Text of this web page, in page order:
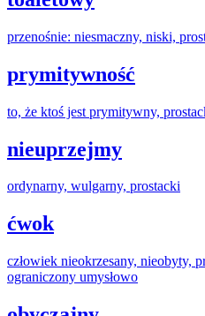
przenośnie: niesmaczny, niski,
prymitywność
to, że ktoś jest prymitywny,
nieuprzejmy
ordynarny, wulgarny, prostacki
ćwok
człowiek nieokrzesany, nieobyty,
ograniczony umysłowo